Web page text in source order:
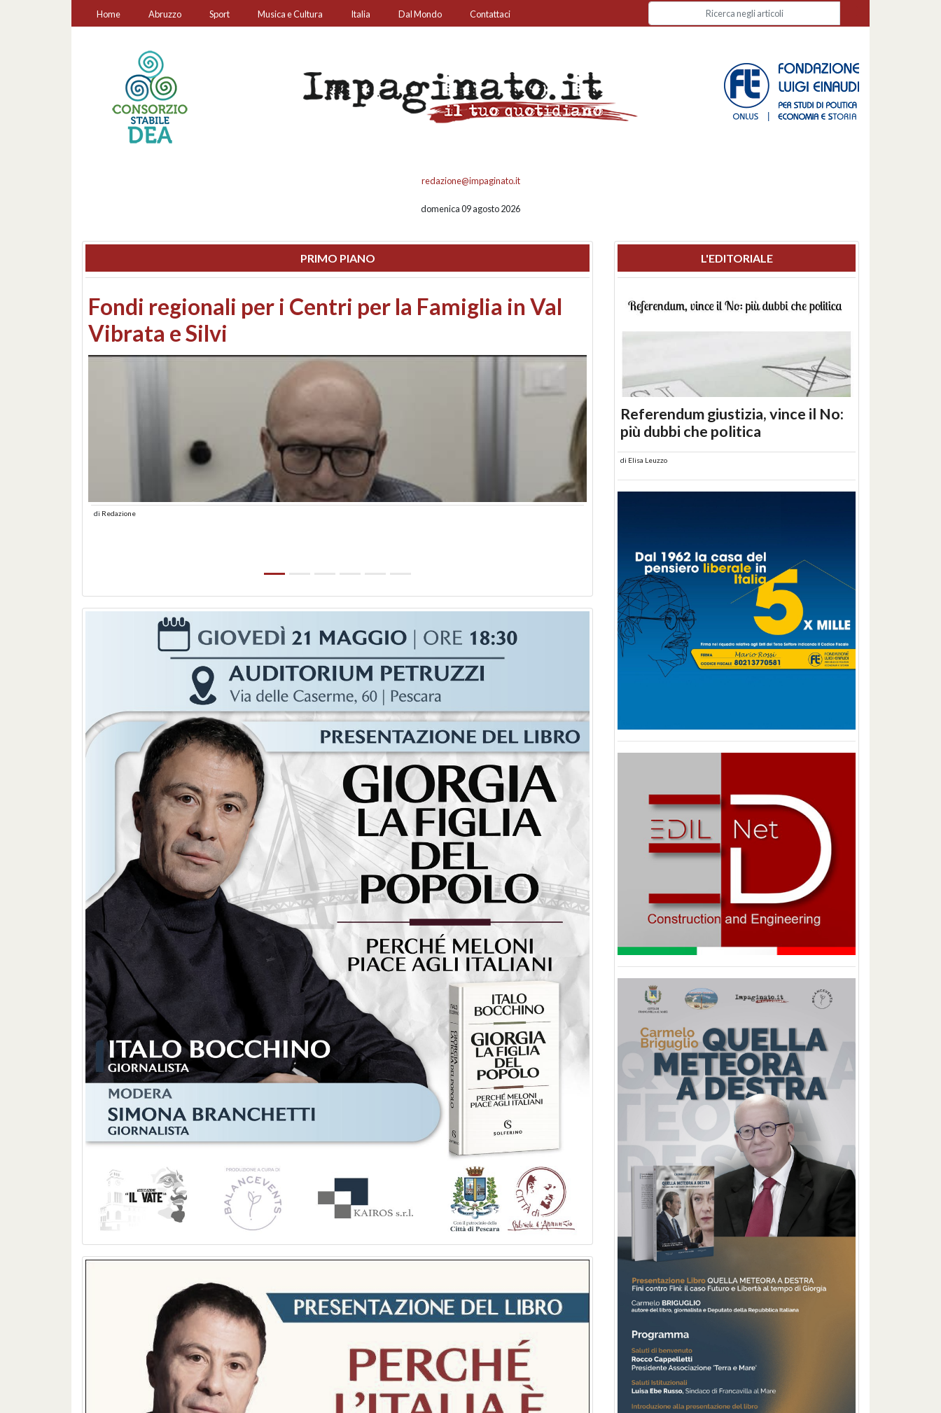
Home Abruzzo Sport Musica e Cultura Italia Dal Mondo Contattaci
redazione@impaginato.it
domenica 09 agosto 2026
PRIMO PIANO
Montesilvano, sequestrato un chiosco sul
lungomare: contestati abusi edilizi e occupazione
abusiva
L'EDITORIALE
Referendum giustizia, vince il No:
più dubbi che politica
di Elisa Leuzzo